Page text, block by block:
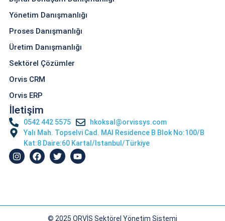
Yönetim Danışmanlığı
Proses Danışmanlığı
Üretim Danışmanlığı
Sektörel Çözümler
Orvis CRM
Orvis ERP
İletişim
0542 442 5575
hkoksal@orvissys.com
Yalı Mah. Topselvi Cad. MAI Residence B Blok No:100/B
Kat:8 Daire:60 Kartal/Istanbul/Türkiye
© 2025 ORVİS Sektörel Yönetim Sistemi